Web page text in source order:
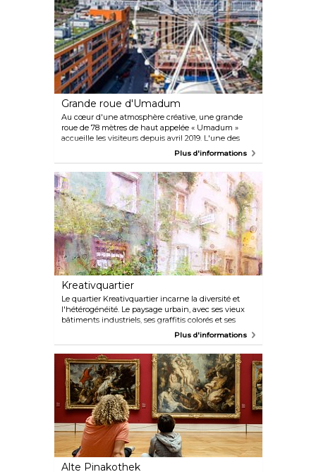
visiteurs peuvent en apprendre davantage sur la
science et la nature de l'univers.
Grande roue d'Umadum
Au cœur d'une atmosphère créative, une grande
roue de 78 mètres de haut appelée « Umadum »
accueille les visiteurs depuis avril 2019. L'une des
plus grandes roues transportables au monde offre
Munich et les Alpes.
Plus d'informations
Kreativquartier
Le quartier Kreativquartier incarne la diversité et
l'hétérogénéité. Le paysage urbain, avec ses vieux
bâtiments industriels, ses graffitis colorés et ses
jardins luxuriants, est l'endroit où les artistes et les
ateliers. Qu'il s'agisse de performances, d'expositions
ou de concerts, le contenu, les thèmes et
l'esthétique sont rarement conformes à la culture
munichoise traditionnelle.
Plus d'informations
Alte Pinakothek